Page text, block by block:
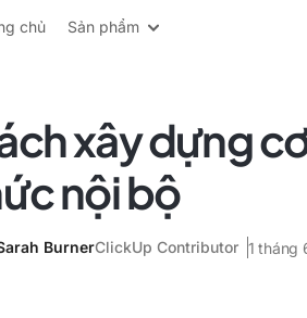
chủ Sản phẩm
xây dựng
nội bộ
BurnerClickUp Contributor 1 tháng